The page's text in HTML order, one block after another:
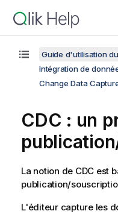
Guide d'utilisation
Intégration de
Change Data
CDC : un
La notion de CDC est
publication/
L'éditeur capture les